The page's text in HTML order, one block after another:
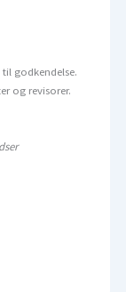
godkendelse.
og revisorer.